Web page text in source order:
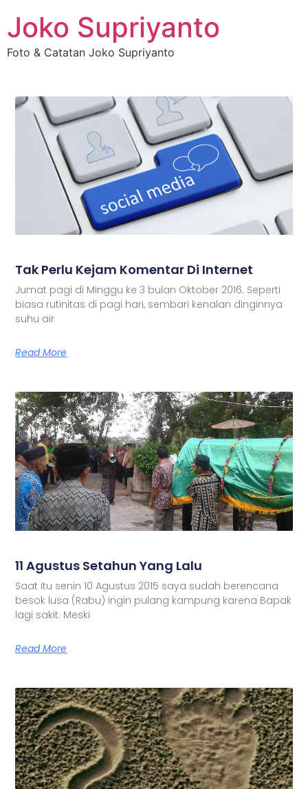
Joko Supriyanto
Foto & Catatan Joko Supriyanto
Tak Perlu Kejam Komentar Di Internet
Jumat pagi di Minggu ke 3 bulan Oktober 2016. Seperti
biasa rutinitas di pagi hari, sembari kenalan dinginnya
suhu air
Read More
11 Agustus Setahun Yang Lalu
Saat itu senin 10 Agustus 2015 saya sudah berencana
besok lusa (Rabu) ingin pulang kampung karena Bapak
lagi sakit. Meski
Read More